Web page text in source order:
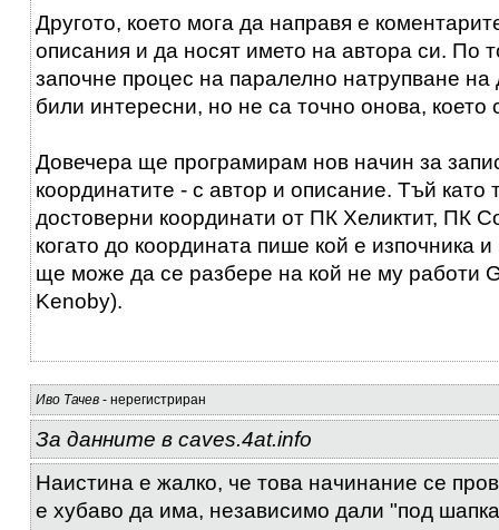
Другото, което мога да направя е
описания и да носят името на автора си. По
започне процес на паралелно натрупване на
били интересни, но не са точно онова,
Довечера ще програмирам нов начин за
координатите - с автор и описание. Тъй като
достоверни координати от ПК Хеликтит, ПК
когато до координата пише кой е изпочника и
ще може да се разбере на кой не му работи
Kenoby).
Иво Тачев - нерегистриран
За данните в caves.4at.info
Наистина е жалко, че това начинание се
е хубаво да има, независимо дали "под